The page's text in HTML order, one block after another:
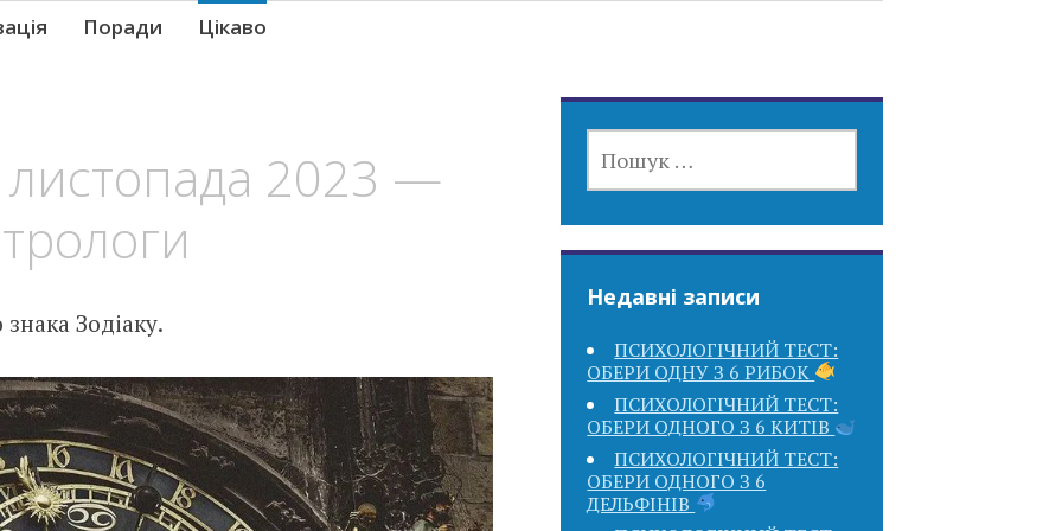
Поради Цікаво
2023 —
Зодіаку.
Недавні записи
ПСИХОЛОГІЧНИЙ ТЕСТ:
ОБЕРИ ОДНУ З 6 РИБОК
ПСИХОЛОГІЧНИЙ ТЕСТ:
ОБЕРИ ОДНОГО З 6 КИТІВ
ПСИХОЛОГІЧНИЙ ТЕСТ:
ОБЕРИ ОДНОГО З 6
ДЕЛЬФІНІВ